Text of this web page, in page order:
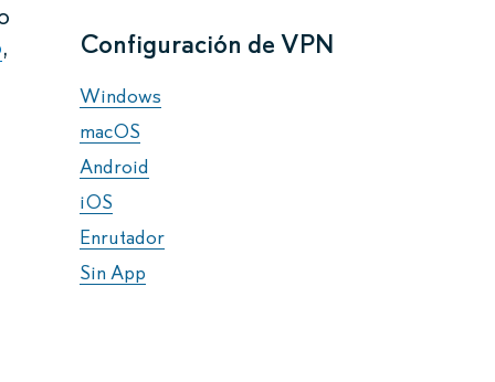
, Configuración de VPN
Windows
macOS
Android
iOS
Enrutador
Sin App